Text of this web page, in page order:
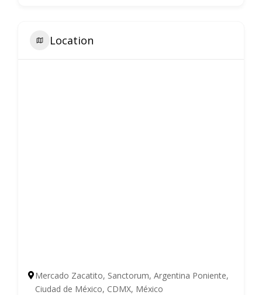
Location
Mercado Zacatito, Sanctorum, Argentina Poniente,
Ciudad de México, CDMX, México